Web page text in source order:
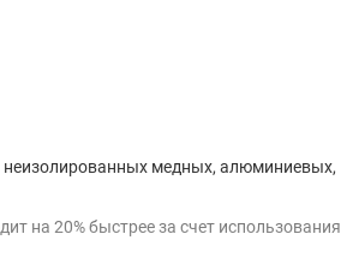
неизолированных медных, алюминиевых,
на 20% быстрее за счет использования